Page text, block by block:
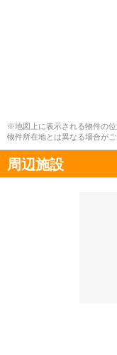
※地図上に表示される物件の
物件所在地とは異なる場合がご
周辺施設